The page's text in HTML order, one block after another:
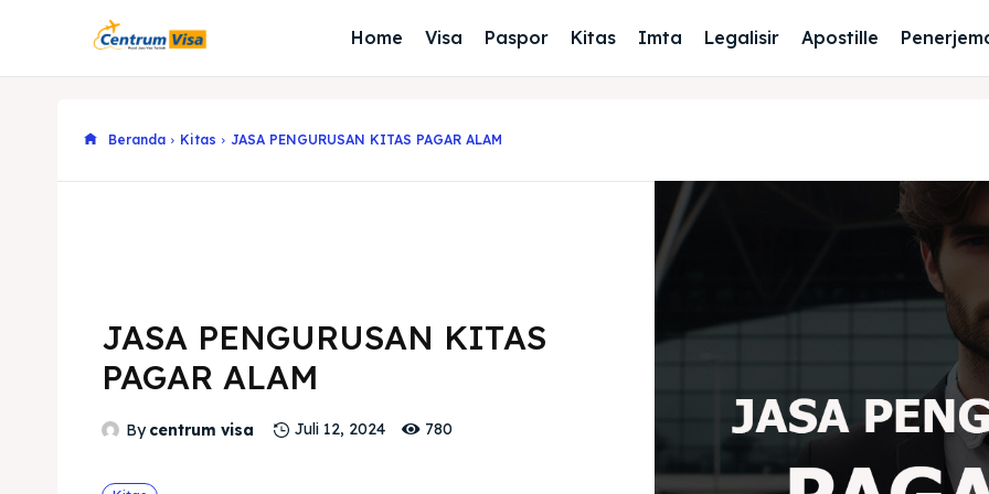
Home Visa Paspor Kitas Imta Legalisir Apostille
Beranda Kitas JASA PENGURUSAN KITAS PAGAR ALAM
JASA PENGURUSAN KITAS
PAGAR ALAM
By centrum visa Juli 12, 2024 780